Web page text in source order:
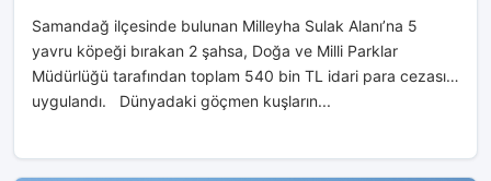
Samandağ ilçesinde bulunan Milleyha Sulak Alanı’na 5
yavru köpeği bırakan 2 şahsa, Doğa ve Milli Parklar
Müdürlüğü tarafından toplam 540 bin TL idari para cezası
uygulandı. Dünyadaki göçmen kuşların...